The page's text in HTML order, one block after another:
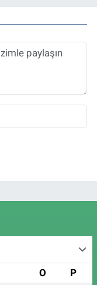
O P